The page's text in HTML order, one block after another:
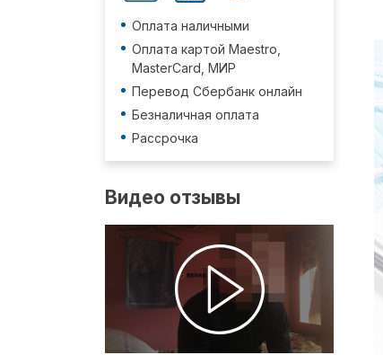
Оплата наличными
Оплата картой Maestro,
MasterCard, МИР
Перевод Сбербанк онлайн
Безналичная оплата
Рассрочка
Видео отзывы